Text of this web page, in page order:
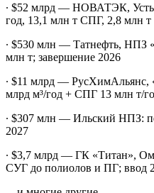
∙ $52 млрд — НОВАТЭК, Усть-
год, 13,1 млн т СПГ, 2,8 млн т
∙ $530 млн — Татнефть, НПЗ
млн т; завершение 2026
∙ $11 млрд —
млрд м³/год + СПГ 13 млн т/
∙ $307 млн — Ильский НПЗ:
2027
∙ $3,7 млрд — ГК «Титан»,
СУГ до полиолов и ПГ; ввод